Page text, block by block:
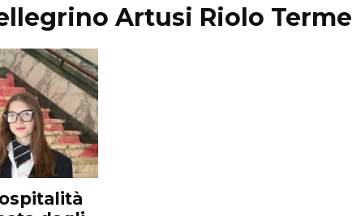
Artusi Riolo Terme